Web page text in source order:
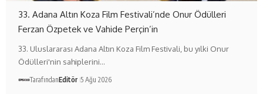
33. Adana Altın Koza Film Festivali’nde Onur Ödülleri
Ferzan Özpetek ve Vahide Perçin’in
33. Uluslararası Adana Altın Koza Film Festivali, bu yılki Onur
Ödülleri'nin sahiplerini…
TarafındanEditör 5 Ağu 2026